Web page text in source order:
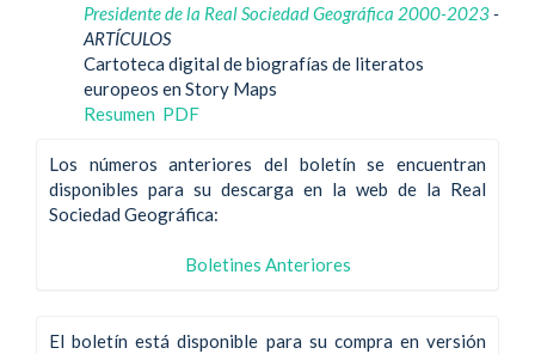
Presidente de la Real Sociedad Geográfica 2000-2023-
ARTÍCULOS
Cartoteca digital de biografías de literatos
europeos en Story Maps
Resumen PDF
Los números anteriores del boletín se encuentran
disponibles para su descarga en la web de la Real
Sociedad Geográfica:
Boletines Anteriores
El boletín está disponible para su compra en versión